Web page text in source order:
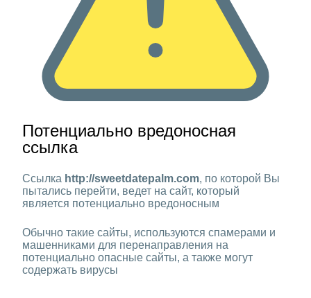
Потенциально вредоносная
ссылка
Ссылка http://sweetdatepalm.com, по которой Вы
пытались перейти, ведет на сайт, который
является потенциально вредоносным
Обычно такие сайты, используются спамерами и
машенниками для перенаправления на
потенциально опасные сайты, а также могут
содержать вирусы